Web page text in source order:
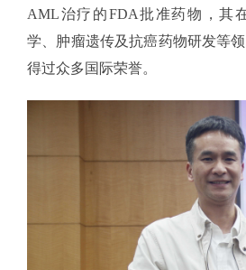
AML治疗的FDA批准药物，其
学、肿瘤遗传及抗癌药物研发等
得过众多国际荣誉。